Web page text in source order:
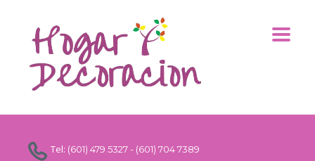
Tel: (601) 479 5327 - (601) 704 7389